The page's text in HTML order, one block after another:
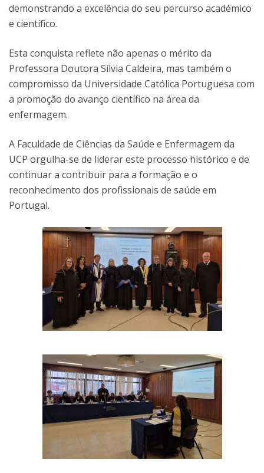
demonstrando a excelência do seu percurso académico
e científico.
Esta conquista reflete não apenas o mérito da
Professora Doutora Sílvia Caldeira, mas também o
compromisso da Universidade Católica Portuguesa com
a promoção do avanço científico na área da
enfermagem.
A Faculdade de Ciências da Saúde e Enfermagem da
UCP orgulha-se de liderar este processo histórico e de
continuar a contribuir para a formação e o
reconhecimento dos profissionais de saúde em
Portugal.